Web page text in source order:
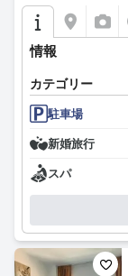
情報
カテゴリー
駐車場
新婚旅行
スパ